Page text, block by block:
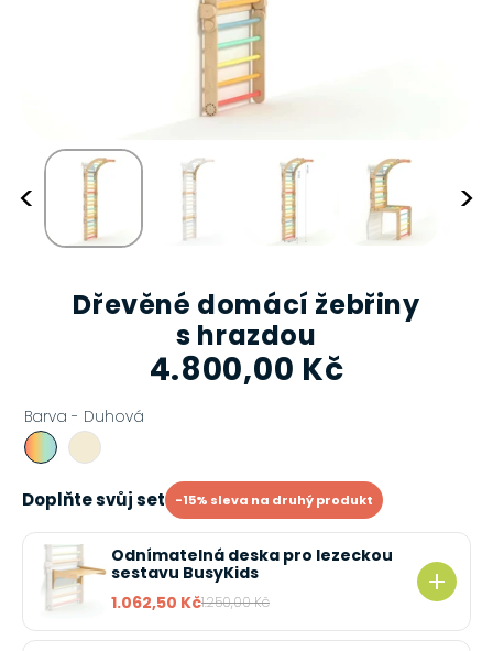
< >
Dřevěné domácí žebřiny
s hrazdou
4.800,00 KčPravidelná
Barva - Duhová
Doplňte svůj set -15% sleva na druhý produkt
Odnímatelná deska pro lezeckou
sestavu BusyKids
1.062,50 Kč1.250,00 Kč